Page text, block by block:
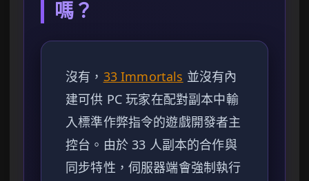
嗎？
沒有， 33 Immortals 並沒有內
建可供 PC 玩家在配對副本中輸
入標準作弊指令的遊戲開發者主
控台。由於 33 人副本的合作與
同步特性，伺服器端會強制執行